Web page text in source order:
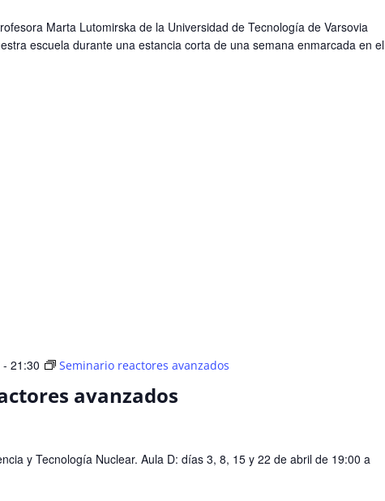
Marta Lutomirska de la Universidad de Tecnología de Varsovia
escuela durante una estancia corta de una semana enmarcada en el
avanzados
- 21:30 Seminario reactores avanzados
y Tecnología Nuclear. Aula D: días 3, 8, 15 y 22 de abril de 19:00 a